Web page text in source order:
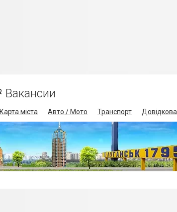
Вакансии
Карта міста Авто / Мото Транспорт Довідкова